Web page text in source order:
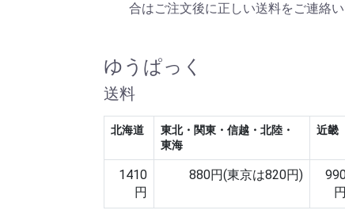
合はご注文後に正しい送料をご連絡い
ゆうぱっく
送料
北海道
東北・関東・信越・北陸・
東海
近畿
1410
円
880円(東京は820円)
円